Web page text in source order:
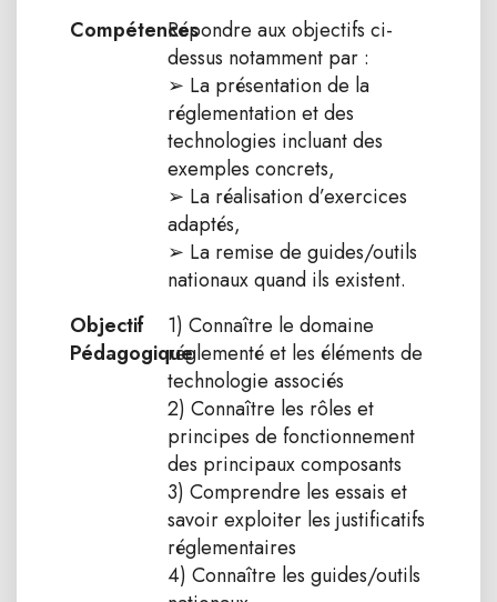
CompétencesRépondre aux objectifs ci-
dessus notamment par :
➢ La présentation de la
réglementation et des
technologies incluant des
exemples concrets,
➢ La réalisation d’exercices
adaptés,
➢ La remise de guides/outils
nationaux quand ils existent.
Objectif
Pédagogique
1) Connaître le domaine
réglementé et les éléments de
technologie associés
2) Connaître les rôles et
principes de fonctionnement
des principaux composants
3) Comprendre les essais et
savoir exploiter les justificatifs
réglementaires
4) Connaître les guides/outils